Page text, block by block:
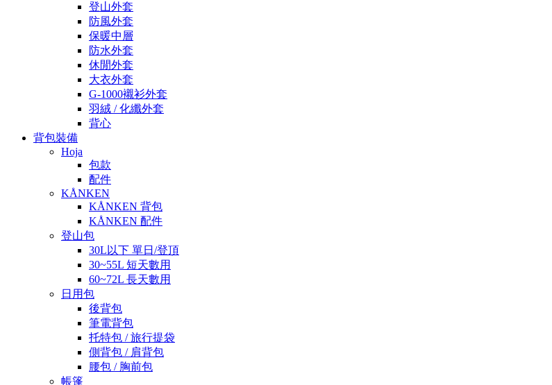
登山外套
防風外套
保暖中層
防水外套
休閒外套
大衣外套
G-1000襯衫外套
羽絨 / 化纖外套
背心
背包裝備
Hoja
包款
配件
KÅNKEN
KÅNKEN 背包
KÅNKEN 配件
登山包
30L以下 單日/登頂
30~55L 短天數用
60~72L 長天數用
日用包
後背包
筆電背包
托特包 / 旅行提袋
側背包 / 肩背包
腰包 / 胸前包
帳篷